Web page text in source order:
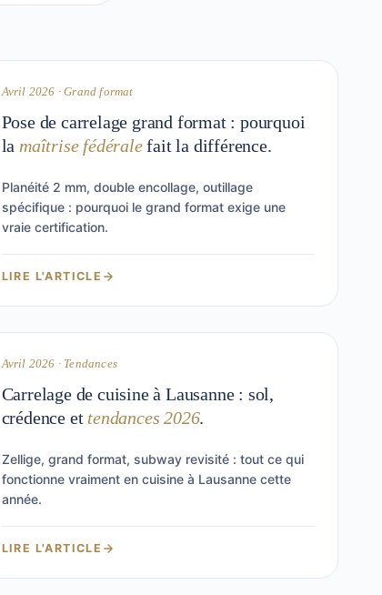
TECHNIQUE
Avril 2026 · Grand format
Pose de carrelage grand format : pourquoi
la maîtrise fédéralefait la différence.
Planéité 2 mm, double encollage, outillage
spécifique : pourquoi le grand format exige une
vraie certification.
LIRE L'ARTICLE
CUISINE
8 min
Avril 2026 · Tendances
Carrelage de cuisine à Lausanne : sol,
crédence et tendances 2026.
Zellige, grand format, subway revisité : tout ce qui
fonctionne vraiment en cuisine à Lausanne cette
année.
LIRE L'ARTICLE
8 min